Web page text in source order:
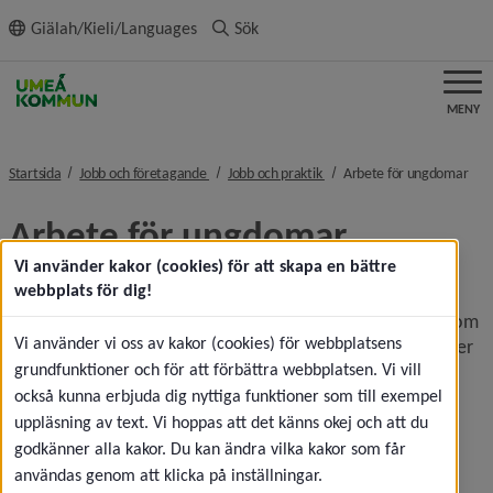
innehållet
Giälah/Kieli/Languages Sök
MENY
Startsida Jobb och företagande nivå i brödsmulenavigeringen
Jobb och praktik nivå i
Arbete för ungdomar
Arbete för ungdomar
Arbetsmarknadstorget
Arbetsmarknadstorget Umeå är en samverkansmodell som
står för tidiga, samordnade och behovsanpassade insatser
från olika kompetensområden och verksamheter.
Arbetsförmedlingen, Försäkringskassan, Umeå kommuns
socialtjänst och arbetsmarknads- och
integrationsavdelning, psykiatriska kliniken och
primärvården slår tillsammans ihop sina insatser och
Vi använder kakor (cookies) för att skapa en bättre
webbplats för dig!
Vi använder vi oss av kakor (cookies) för webbplatsens
grundfunktioner och för att förbättra webbplatsen. Vi vill
också kunna erbjuda dig nyttiga funktioner som till exempel
uppläsning av text. Vi hoppas att det känns okej och att du
godkänner alla kakor. Du kan ändra vilka kakor som får
användas genom att klicka på inställningar.